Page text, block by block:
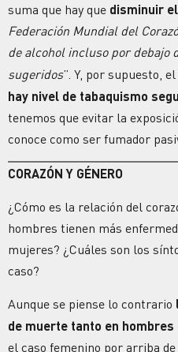
suma que hay que disminuir
Federación Mundial del
de alcohol incluso por debajo
sugeridos”. Y, por supuesto,
hay nivel de tabaquismo
tenemos que evitar la
conoce como ser fumador
CORAZÓN Y GÉNERO
¿Cómo es la relación del
hombres tienen más
mujeres? ¿Cuáles son los
caso?
Aunque se piense lo contrario
de muerte tanto en hombres
el caso femenino por arriba